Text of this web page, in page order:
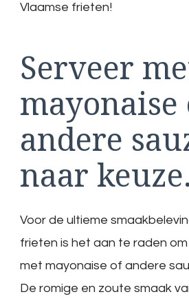
Vlaamse frieten!
Serveer
mayonaise
andere
naar keuze.
Voor de ultieme
frieten is het aan te raden
met mayonaise of andere
De romige en zoute smaak